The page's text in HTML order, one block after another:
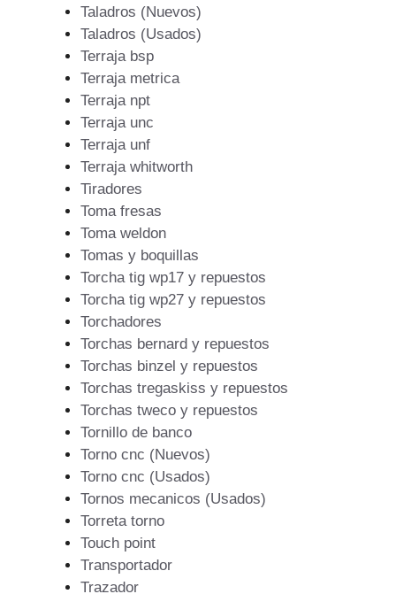
Taladros (Nuevos)
Taladros (Usados)
Terraja bsp
Terraja metrica
Terraja npt
Terraja unc
Terraja unf
Terraja whitworth
Tiradores
Toma fresas
Toma weldon
Tomas y boquillas
Torcha tig wp17 y repuestos
Torcha tig wp27 y repuestos
Torchadores
Torchas bernard y repuestos
Torchas binzel y repuestos
Torchas tregaskiss y repuestos
Torchas tweco y repuestos
Tornillo de banco
Torno cnc (Nuevos)
Torno cnc (Usados)
Tornos mecanicos (Usados)
Torreta torno
Touch point
Transportador
Trazador